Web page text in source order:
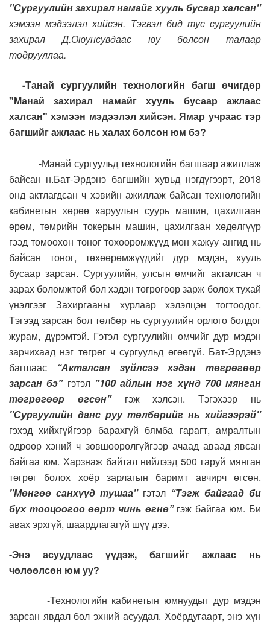
"Сургуулийн захирал намайг хууль бусаар халсан"
хэмээн мэдээлэл хийсэн. Тэгвэл бид тус сургуулийн
захирал Д.Оюунсувдаас юу болсон талаар
тодрууллаа.
-Танай сургуулийн технологийн багш өчигдөр
"Манай захирал намайг хууль бусаар ажлаас
халсан" хэмээн мэдээлэл хийсэн. Ямар учраас тэр
багшийг ажлаас нь халах болсон юм бэ?
-Манай сургуульд технологийн багшаар ажиллаж
байсан н.Бат-Эрдэнэ багшийн хувьд нэгдүгээрт, 2018
онд актлагдсан ч хэвийн ажиллаж байсан технологийн
кабинетын хөрөө харуулын суурь машин, цахилгаан
өрөм, төмрийн токерын машин, цахилгаан хөдөлгүүр
гээд томоохон тоног төхөөрөмжүүд мөн хажуу ангид нь
байсан тоног, төхөөрөмжүүдийг дур мэдэн, хууль
бусаар зарсан. Сургуулийн, улсын өмчийг акталсан ч
зарах боломжтой бол хэдэн төгрөгөөр зарж болох тухай
үнэлгээг Захиргааны хурлаар хэлэлцэн тогтоодог.
Тэгээд зарсан бол төлбөр нь сургуулийн орлого болдог
журам, дүрэмтэй. Гэтэл сургуулийн өмчийг дур мэдэн
зарчихаад нэг төгрөг ч сургуульд өгөөгүй. Бат-Эрдэнэ
багшаас “Акталсан зүйлсээ хэдэн төгрөгөөр
зарсан бэ”гэтэл "100 айлын нэг хүнд 700 мянган
төгрөгөөр өгсөн" гэж хэлсэн. Тэгэхээр нь
"Сургуулийн данс руу төлбөрийг нь хийгээрэй"
гэхэд хийхгүйгээр барахгүй бямба гарагт, амралтын
өдрөөр хэний ч зөвшөөрөлгүйгээр ачаад аваад явсан
байгаа юм. Харзнаж байтал нийлээд 500 гаруй мянган
төгрөг болох хоёр зарлагын баримт авчирч өгсөн.
"Мөнгөө санхүүд тушаа" гэтэл “Тэгж байгаад би
бүх тооцоогоо өөрт чинь өгнө” гэж байгаа юм. Би
авах эрхгүй, шаардлагагүй шүү дээ.
-Энэ асуудлаас үүдэж, багшийг ажлаас нь
чөлөөлсөн юм уу?
-Технологийн кабинетын юмнуудыг дур мэдэн
зарсан явдал бол эхний асуудал. Хоёрдугаарт, энэ хүн